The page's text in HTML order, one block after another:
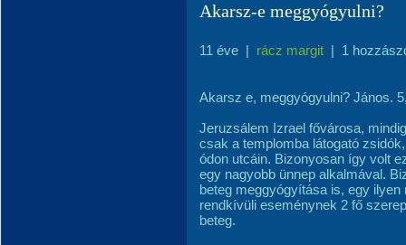
Akarsz-e meggyógyulni?
11 éve | rácz margit | 1
Akarsz e, meggyógyulni? János.
Jeruzsálem Izrael fővárosa,
csak a templomba látogató
ódon utcáin. Bizonyosan így volt
egy nagyobb ünnep alkalmával.
beteg meggyógyítása is, egy
rendkívüli eseménynek 2 fő
beteg.